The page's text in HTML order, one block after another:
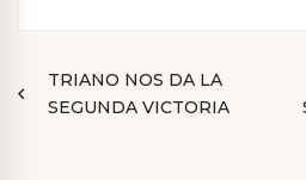
Navegación
de
TRIANO NOS DA LA
SEGUNDA VICTORIA